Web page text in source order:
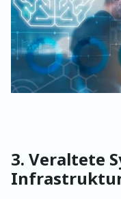
3. Veraltete